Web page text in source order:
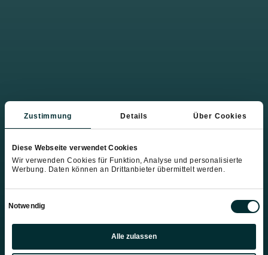
Zustimmung Details Über Cookies
Diese Webseite verwendet Cookies
Wir verwenden Cookies für Funktion, Analyse und personalisierte
Werbung. Daten können an Drittanbieter übermittelt werden.
Notwendig
Präferenzen
Statistiken
Alle zulassen
Alpakas hautnah erleben
– Alpakas mit
Kuschelfaktor